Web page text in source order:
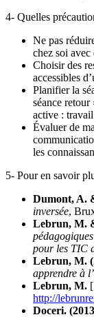
4- Quelles
Ne pas
chez soi avec
Choisir des
accessibles
Planifier la
séance retour
active :
Évaluer de
les
5- Pour en savoir
Dumont, A.
inversée,
Lebrun, M.
pour les TIC
Lebrun, M.
apprendre à
Lebrun, M.
http://
Doceri.